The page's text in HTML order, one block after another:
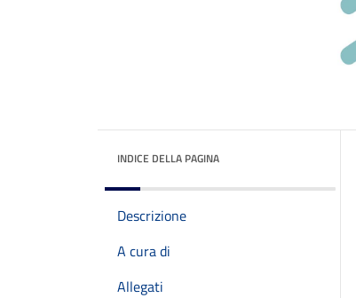
INDICE DELLA PAGINA
Descrizione
A cura di
Allegati